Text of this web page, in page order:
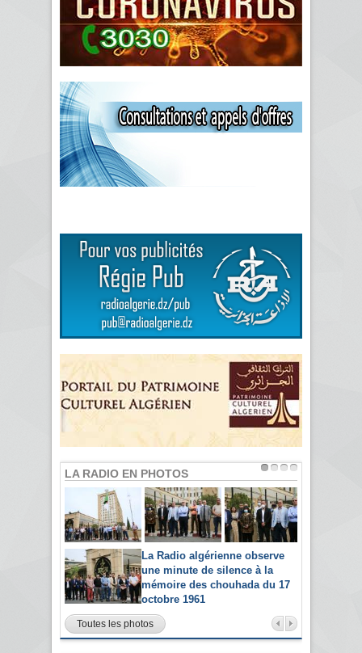
LA RADIO EN PHOTOS
La Radio algérienne observe
une minute de silence à la
mémoire des chouhada du 17
octobre 1961
Toutes les photos